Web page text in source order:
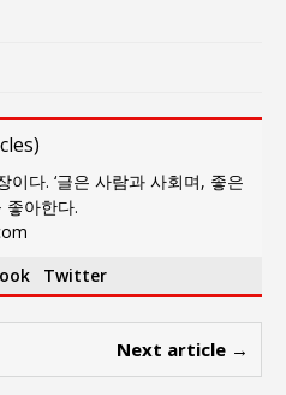
)
다. ‘글은 사람과 사회며, 좋은
좋아한다.
Twitter
Next article →